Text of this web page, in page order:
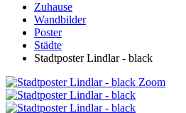
Zuhause
Wandbilder
Poster
Städte
Stadtposter Lindlar - black
Zoom